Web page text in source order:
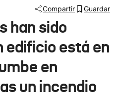
Compartir Guardar
han sido
edificio está en
en
un incendio